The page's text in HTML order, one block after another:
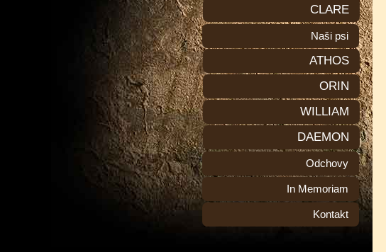
CLARE
Naši psi
ATHOS
ORIN
WILLIAM
DAEMON
Odchovy
In Memoriam
Kontakt